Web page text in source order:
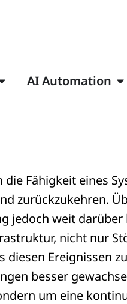
AI Automation
Fähigkeit eines
zurückzukehren.
weit darüber
nicht nur
diesen Ereignissen
besser
um eine